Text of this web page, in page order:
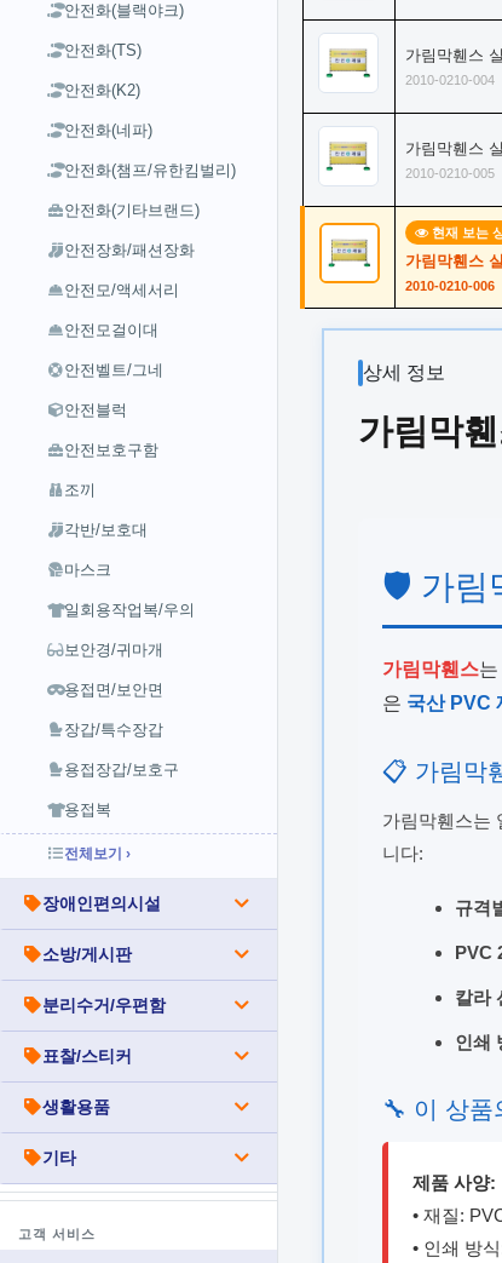
안전화(블랙야크)
안전화(TS)
안전화(K2)
안전화(네파)
안전화(챔프/유한킴벌리)
안전화(기타브랜드)
안전장화/패션장화
안전모/액세서리
안전모걸이대
안전벨트/그네
안전블럭
안전보호구함
조끼
각반/보호대
마스크
일회용작업복/우의
보안경/귀마개
용접면/보안면
장갑/특수장갑
용접장갑/보호구
용접복
전체보기 ›
장애인편의시설
소방/게시판
분리수거/우편함
표찰/스티커
생활용품
기타
고객 서비스
가림막휀스
2010-0210-004
가림막휀스
2010-0210-005
현재 보는
가림막휀스
2010-0210-006
상세 정보
가림막
🛡️ 가림
가림막휀스는
은 국산 PVC
📋 가림막
가림막휀스는
니다:
규격
PVC
칼라
인쇄
🔧 이 상품
제품 사양:
• 재질:
• 인쇄 방